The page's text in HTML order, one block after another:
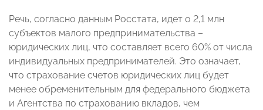
Речь, согласно данным Росстата, идет о 2,1 млн
субъектов малого предпринимательства –
юридических лиц, что составляет всего 60% от числа
индивидуальных предпринимателей. Это означает,
что страхование счетов юридических лиц будет
менее обременительным для федерального бюджета
и Агентства по страхованию вкладов, чем